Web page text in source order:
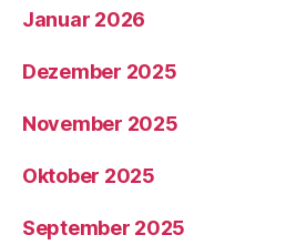
Januar 2026
Dezember 2025
November 2025
Oktober 2025
September 2025